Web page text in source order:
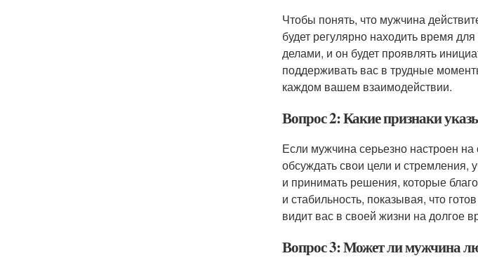
Чтобы понять, что мужчина
будет регулярно находить время
делами, и он будет проявлять
поддерживать вас в трудные
каждом вашем взаимодействии.
Вопрос 2: Какие признаки
Если мужчина серьезно настроен
обсуждать свои цели и
и принимать решения, которые
и стабильность, показывая, что
видит вас в своей жизни на долгое
Вопрос 3: Может ли мужчина